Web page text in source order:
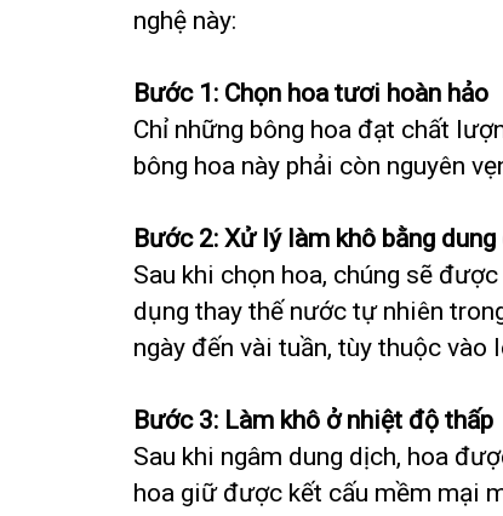
nghệ này:
Bước 1: Chọn hoa tươi hoàn hảo
Chỉ những bông hoa đạt chất
bông hoa này phải còn nguyên
Bước 2: Xử lý làm khô bằng
Sau khi chọn hoa, chúng sẽ
dụng thay thế nước tự nhiên
ngày đến vài tuần, tùy thuộc
Bước 3: Làm khô ở nhiệt độ thấp
Sau khi ngâm dung dịch, hoa
hoa giữ được kết cấu mềm mại